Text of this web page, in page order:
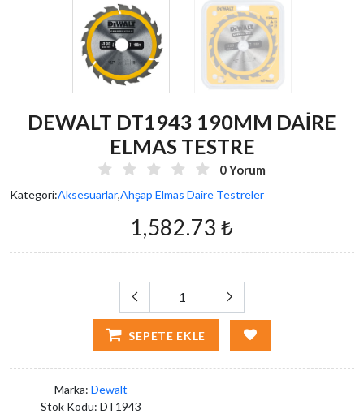
DEWALT DT1943 190MM DAİRE
ELMAS TESTRE
0 Yorum
Kategori:Aksesuarlar,Ahşap Elmas Daire Testreler
1,582.73 ₺
SEPETE EKLE
Marka: Dewalt
Stok Kodu: DT1943